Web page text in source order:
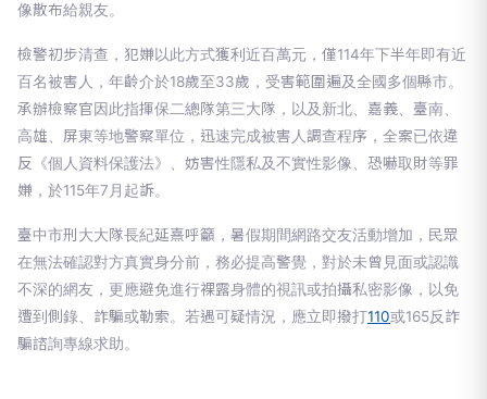
像散布給親友。
檢警初步清查，犯嫌以此方式獲利近百萬元，僅114年下半年即有近
百名被害人，年齡介於18歲至33歲，受害範圍遍及全國多個縣市。
承辦檢察官因此指揮保二總隊第三大隊，以及新北、嘉義、臺南、
高雄、屏東等地警察單位，迅速完成被害人調查程序，全案已依違
反《個人資料保護法》、妨害性隱私及不實性影像、恐嚇取財等罪
嫌，於115年7月起訴。
臺中市刑大大隊長紀延熹呼籲，暑假期間網路交友活動增加，民眾
在無法確認對方真實身分前，務必提高警覺，對於未曾見面或認識
不深的網友，更應避免進行裸露身體的視訊或拍攝私密影像，以免
遭到側錄、詐騙或勒索。若遇可疑情況，應立即撥打110或165反詐
騙諮詢專線求助。